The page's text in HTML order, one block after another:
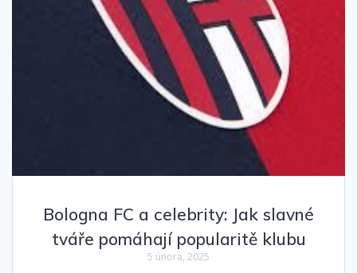
Bologna FC a celebrity: Jak slavné
tváře pomáhají popularitě klubu
5 února, 2025